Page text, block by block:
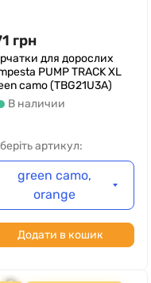
грн
для дорослих
PUMP TRACK XL
camo (TBG21U3A)
В наличии
артикул:
green camo,
orange
Додати в кошик